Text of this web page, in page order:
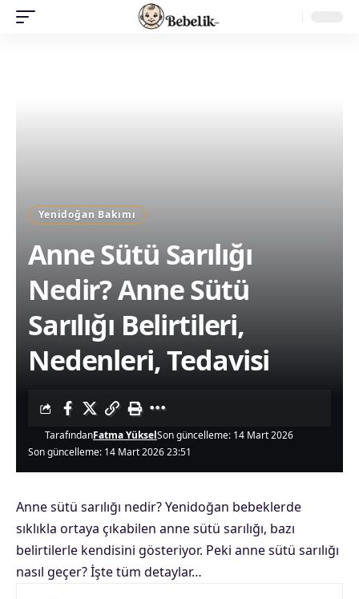
Yenidoğan Bakımı
Anne Sütü Sarılığı
Nedir? Anne Sütü
Sarılığı Belirtileri,
Nedenleri, Tedavisi
Son güncelleme: 14 Mart 2026 23:51
TarafındanFatma YükselSon güncelleme: 14 Mart 2026
Anne sütü sarılığı nedir? Yenidoğan bebeklerde
sıklıkla ortaya çıkabilen anne sütü sarılığı, bazı
belirtilerle kendisini gösteriyor. Peki anne sütü sarılığı
nasıl geçer? İşte tüm detaylar…